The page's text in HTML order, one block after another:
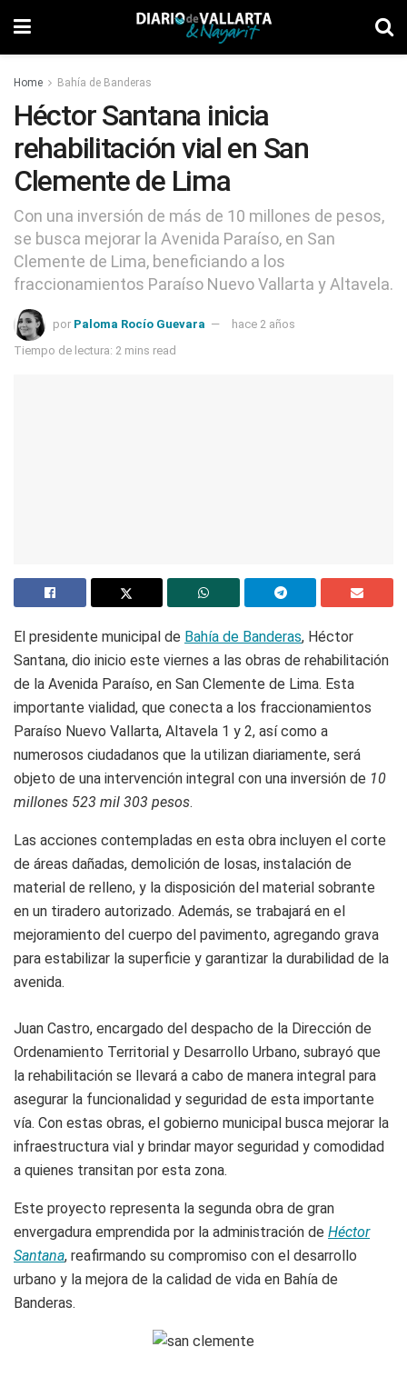
Home Bahía de Banderas
Héctor Santana inicia
rehabilitación vial en San
Clemente de Lima
Con una inversión de más de 10 millones de pesos,
se busca mejorar la Avenida Paraíso, en San
Clemente de Lima, beneficiando a los
fraccionamientos Paraíso Nuevo Vallarta y Altavela.
por Paloma Rocío Guevara
hace 2 años
Tiempo de lectura: 2 mins read
El presidente municipal de Bahía de Banderas, Héctor
Santana, dio inicio este viernes a las obras de rehabilitación
de la Avenida Paraíso, en San Clemente de Lima. Esta
importante vialidad, que conecta a los fraccionamientos
Paraíso Nuevo Vallarta, Altavela 1 y 2, así como a
numerosos ciudadanos que la utilizan diariamente, será
objeto de una intervención integral con una inversión de 10
millones 523 mil 303 pesos.
Las acciones contempladas en esta obra incluyen el corte
de áreas dañadas, demolición de losas, instalación de
material de relleno, y la disposición del material sobrante
en un tiradero autorizado. Además, se trabajará en el
mejoramiento del cuerpo del pavimento, agregando grava
para estabilizar la superficie y garantizar la durabilidad de la
avenida.
Juan Castro, encargado del despacho de la Dirección de
Ordenamiento Territorial y Desarrollo Urbano, subrayó que
la rehabilitación se llevará a cabo de manera integral para
asegurar la funcionalidad y seguridad de esta importante
vía. Con estas obras, el gobierno municipal busca mejorar la
infraestructura vial y brindar mayor seguridad y comodidad
a quienes transitan por esta zona.
Este proyecto representa la segunda obra de gran
envergadura emprendida por la administración de Héctor
Santana, reafirmando su compromiso con el desarrollo
urbano y la mejora de la calidad de vida en Bahía de
Banderas.